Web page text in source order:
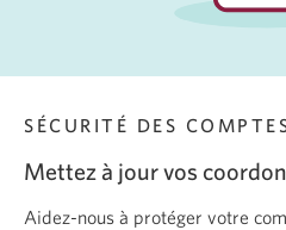
SÉCURITÉ DES
Mettez à jour vos
Aidez-nous à protéger votre